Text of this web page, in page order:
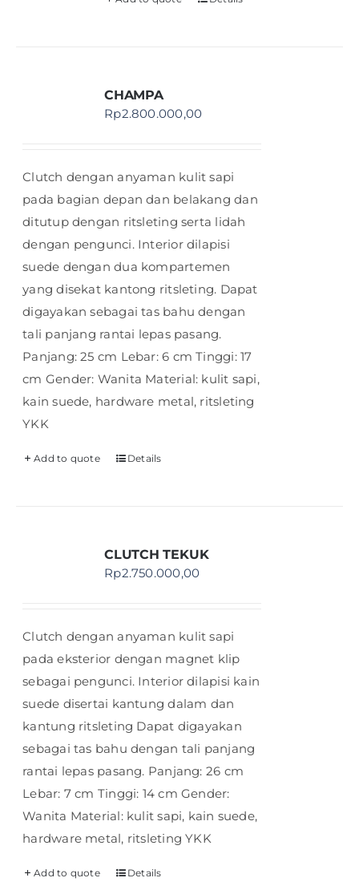
CHAMPA
Rp2.800.000,00
Clutch dengan anyaman kulit sapi
pada bagian depan dan belakang dan
ditutup dengan ritsleting serta lidah
dengan pengunci. Interior dilapisi
suede dengan dua kompartemen
yang disekat kantong ritsleting. Dapat
digayakan sebagai tas bahu dengan
tali panjang rantai lepas pasang.
Panjang: 25 cm Lebar: 6 cm Tinggi: 17
cm Gender: Wanita Material: kulit sapi,
kain suede, hardware metal, ritsleting
YKK
Add to quote Details
CLUTCH TEKUK
Rp2.750.000,00
Clutch dengan anyaman kulit sapi
pada eksterior dengan magnet klip
sebagai pengunci. Interior dilapisi kain
suede disertai kantung dalam dan
kantung ritsleting Dapat digayakan
sebagai tas bahu dengan tali panjang
rantai lepas pasang. Panjang: 26 cm
Lebar: 7 cm Tinggi: 14 cm Gender:
Wanita Material: kulit sapi, kain suede,
hardware metal, ritsleting YKK
Add to quote Details